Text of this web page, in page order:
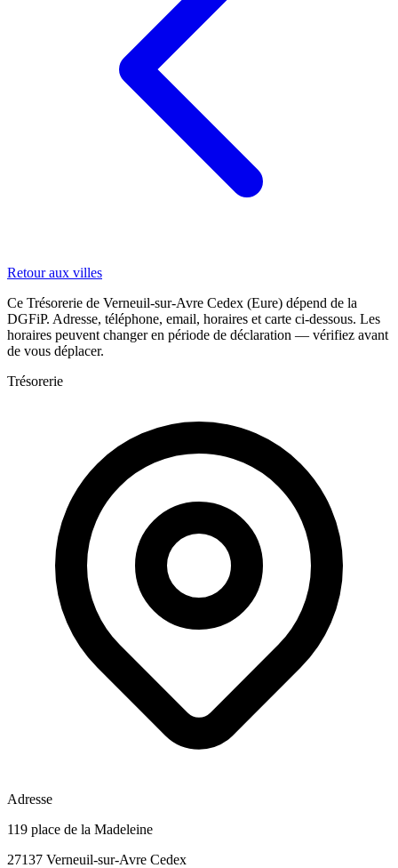
Retour aux villes
Ce Trésorerie de Verneuil-sur-Avre Cedex (Eure) dépend de la
DGFiP. Adresse, téléphone, email, horaires et carte ci-dessous. Les
horaires peuvent changer en période de déclaration — vérifiez avant
de vous déplacer.
Trésorerie
Adresse
119 place de la Madeleine
27137 Verneuil-sur-Avre Cedex